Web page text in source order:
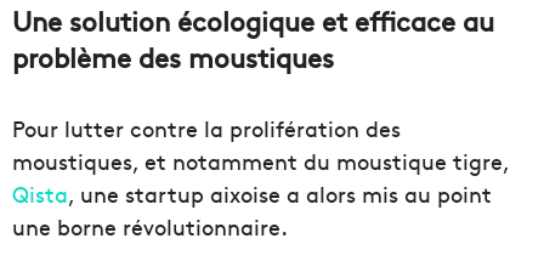
Une solution écologique et efficace au
problème des moustiques
Pour lutter contre la prolifération des
moustiques, et notamment du moustique tigre,
Qista, une startup aixoise a alors mis au point
une borne révolutionnaire.